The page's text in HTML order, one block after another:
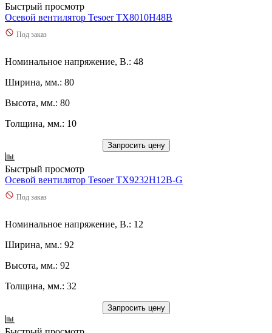
Быстрый просмотр
Осевой вентилятор Tesoer TX8010H48B
Под заказ
Номинальное напряжение, В.: 48
Ширина, мм.: 80
Высота, мм.: 80
Толщина, мм.: 10
Запросить цену
Быстрый просмотр
Осевой вентилятор Tesoer TX9232H12B-G
Под заказ
Номинальное напряжение, В.: 12
Ширина, мм.: 92
Высота, мм.: 92
Толщина, мм.: 32
Запросить цену